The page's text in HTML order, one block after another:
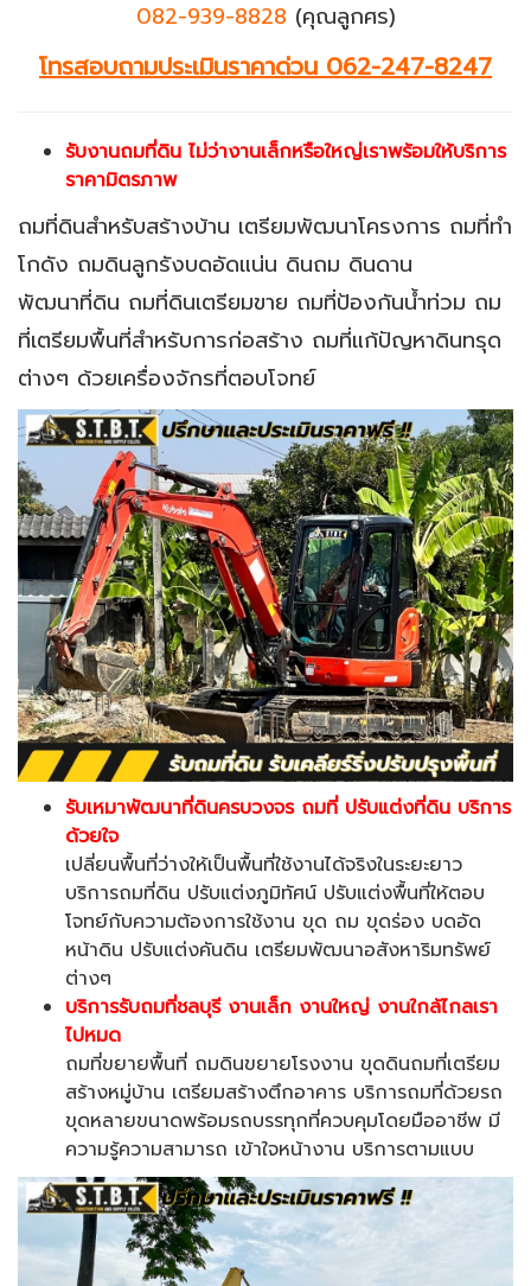
082-939-8828 (คุณลูกศร)
โทรสอบถามประเมินราคาด่วน 062-247-8247
รับงานถมที่ดิน ไม่ว่างานเล็กหรือใหญ่เราพร้อมให้บริการ
ราคามิตรภาพ
ถมที่ดินสำหรับสร้างบ้าน เตรียมพัฒนาโครงการ ถมที่ทำ
โกดัง ถมดินลูกรังบดอัดแน่น ดินถม ดินดาน
พัฒนาที่ดิน ถมที่ดินเตรียมขาย ถมที่ป้องกันน้ำท่วม ถม
ที่เตรียมพื้นที่สำหรับการก่อสร้าง ถมที่แก้ปัญหาดินทรุด
ต่างๆ ด้วยเครื่องจักรที่ตอบโจทย์
รับเหมาพัฒนาที่ดินครบวงจร ถมที่ ปรับแต่งที่ดิน บริการ
ด้วยใจ
เปลี่ยนพื้นที่ว่างให้เป็นพื้นที่ใช้งานได้จริงในระยะยาว
บริการถมที่ดิน ปรับแต่งภูมิทัศน์ ปรับแต่งพื้นที่ให้ตอบ
โจทย์กับความต้องการใช้งาน ขุด ถม ขุดร่อง บดอัด
หน้าดิน ปรับแต่งคันดิน เตรียมพัฒนาอสังหาริมทรัพย์
ต่างๆ
บริการรับถมที่ชลบุรี งานเล็ก งานใหญ่ งานใกล้ไกลเรา
ไปหมด
ถมที่ขยายพื้นที่ ถมดินขยายโรงงาน ขุดดินถมที่เตรียม
สร้างหมู่บ้าน เตรียมสร้างตึกอาคาร บริการถมที่ด้วยรถ
ขุดหลายขนาดพร้อมรถบรรทุกที่ควบคุมโดยมืออาชีพ มี
ความรู้ความสามารถ เข้าใจหน้างาน บริการตามแบบ